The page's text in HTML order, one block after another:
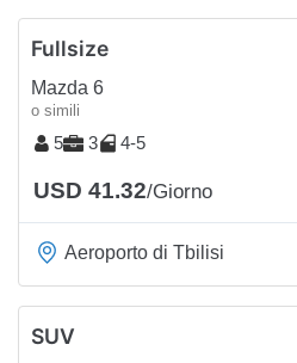
Fullsize
Mazda 6
o simili
5 3 4-5
USD 41.32/Giorno
Aeroporto di Tbilisi
SUV